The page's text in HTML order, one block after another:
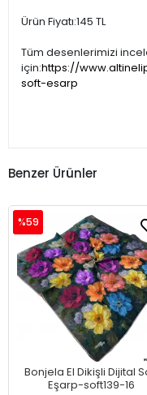
Ürün Fiyatı:145 TL
Tüm desenlerimizi
için:https://
soft-esarp
Benzer Ürünler
Bonjela El Dikişli Dijital
Eşarp-soft139-16
%59